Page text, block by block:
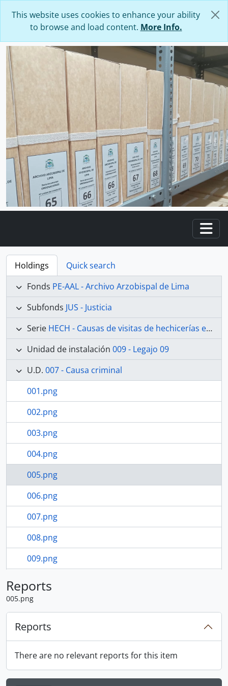
This website uses cookies to enhance your ability
to browse and load content. More Info.
Holdings
Quick search
Fonds PE-AAL - Archivo Arzobispal de Lima
Subfonds JUS - Justicia
Serie HECH - Causas de visitas de hechicerías e Idolatrías
Unidad de instalación 009 - Legajo 09
U.D. 007 - Causa criminal
001.png
002.png
003.png
004.png
005.png
006.png
007.png
008.png
009.png
Reports
005.png
Reports
There are no relevant reports for this item